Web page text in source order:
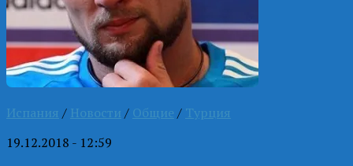
Испания / Новости / Общие / Турция
19.12.2018 - 12:59